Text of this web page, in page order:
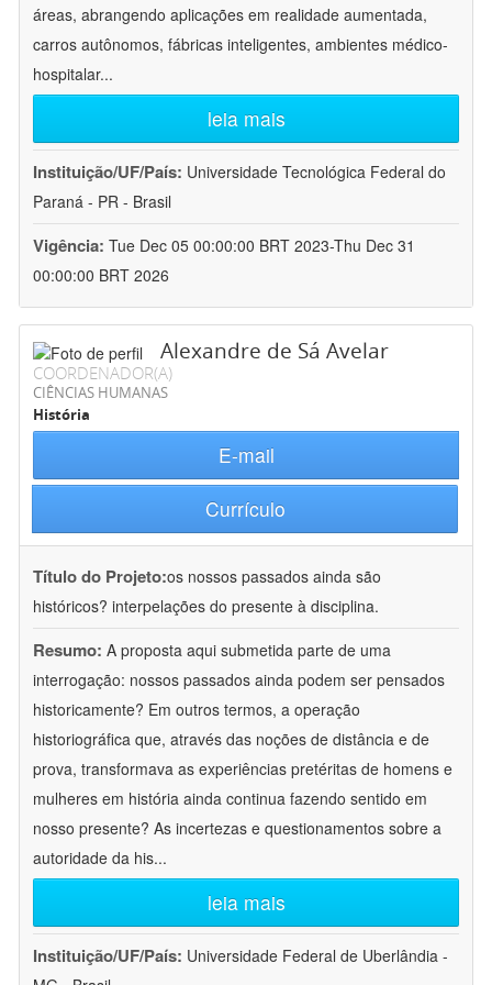
áreas, abrangendo aplicações em realidade aumentada,
carros autônomos, fábricas inteligentes, ambientes médico-
hospitalar...
leia mais
Instituição/UF/País: Universidade Tecnológica Federal do
Paraná - PR - Brasil
Vigência: Tue Dec 05 00:00:00 BRT 2023-Thu Dec 31
00:00:00 BRT 2026
Alexandre de Sá Avelar
COORDENADOR(A)
CIÊNCIAS HUMANAS
História
E-mail
Currículo
Título do Projeto:os nossos passados ainda são
históricos? interpelações do presente à disciplina.
Resumo: A proposta aqui submetida parte de uma
interrogação: nossos passados ainda podem ser pensados
historicamente? Em outros termos, a operação
historiográfica que, através das noções de distância e de
prova, transformava as experiências pretéritas de homens e
mulheres em história ainda continua fazendo sentido em
nosso presente? As incertezas e questionamentos sobre a
autoridade da his...
leia mais
Instituição/UF/País: Universidade Federal de Uberlândia -